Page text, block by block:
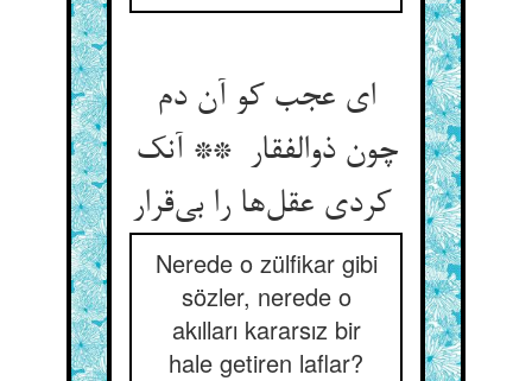
ای عجب کو آن دم
چون ذوالفقار ** آنک
Nerede o zülfikar gibi
sözler, nerede o
akılları kararsız bir
hale getiren laflar?